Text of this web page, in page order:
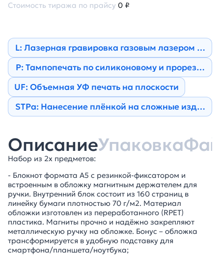
Стоимость тиража по прайсу 0 ₽
L: Лазерная гравировка газовым лазером на
Р: Тампопечать по силиконовому и
UF: Объемная УФ печать на плоскости
STPa: Нанесение плёнкой на сложные изделия
ОписаниеУпаковка
Набор из 2х предметов:
- Блокнот формата А5 с резинкой-фиксатором и
встроенным в обложку магнитным держателем для
ручки. Внутренний блок состоит из 160 страниц в
линейку бумаги плотностью 70 г/м2. Материал
обложки изготовлен из переработанного (RPET)
пластика. Магниты прочно и надёжно закрепляют
металлическую ручку на обложке. Бонус – обложка
трансформируется в удобную подставку для
смартфона/планшета/ноутбука;